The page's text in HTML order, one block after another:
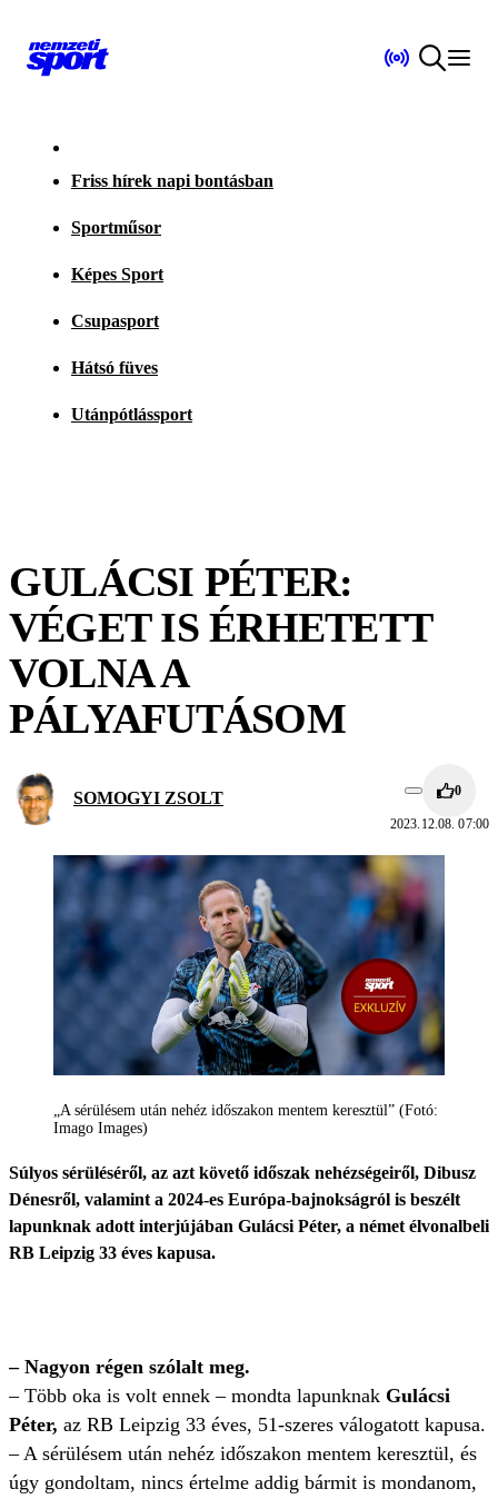
Friss hírek napi bontásban
Sportműsor
Képes Sport
Csupasport
Hátsó füves
Utánpótlássport
GULÁCSI PÉTER:
VÉGET IS ÉRHETETT
VOLNA A
PÁLYAFUTÁSOM
SOMOGYI ZSOLT 0
2023.12.08. 07:00
„A sérülésem után nehéz időszakon mentem keresztül” (Fotó:
Imago Images)
Súlyos sérüléséről, az azt követő időszak nehézségeiről, Dibusz
Dénesről, valamint a 2024-es Európa-bajnokságról is beszélt
lapunknak adott interjújában Gulácsi Péter, a német élvonalbeli
RB Leipzig 33 éves kapusa.
– Nagyon régen szólalt meg.
– Több oka is volt ennek – mondta lapunknak Gulácsi
Péter, az RB Leipzig 33 éves, 51-szeres válogatott kapusa.
– A sérülésem után nehéz időszakon mentem keresztül, és
úgy gondoltam, nincs értelme addig bármit is mondanom,